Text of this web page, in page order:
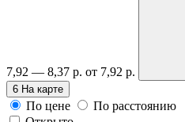
7,92 — 8,37 р. от 7,92 р.
6 На карте
По цене
По расстоянию